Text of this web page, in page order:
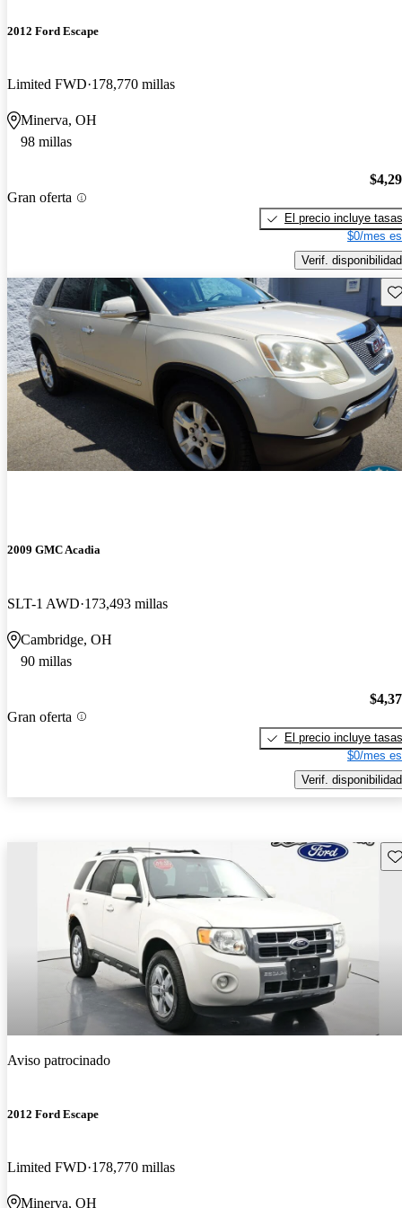
2012 Ford Escape
Limited FWD 178,770 millas
Minerva, OH
98 millas
Gran oferta
El precio incluye tasas
$0/mes
Verif. disponibilidad
2009 GMC Acadia
SLT-1 AWD 173,493 millas
Cambridge, OH
90 millas
Gran oferta
El precio incluye tasas
$0/mes
Verif. disponibilidad
Aviso patrocinado
2012 Ford Escape
Limited FWD 178,770 millas
Minerva, OH